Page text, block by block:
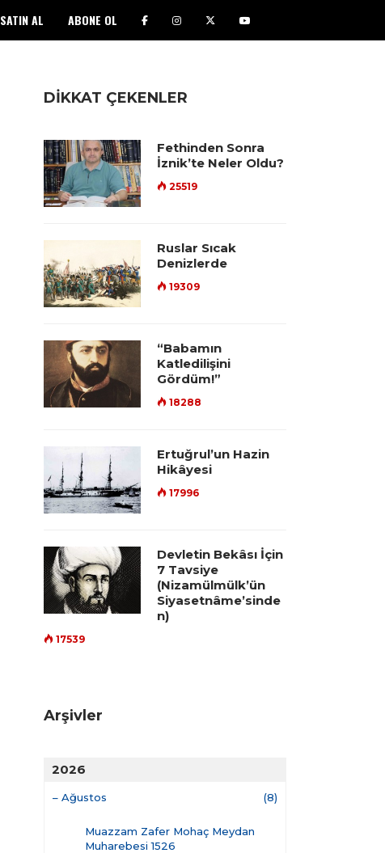
SATIN AL ABONE OL
DİKKAT ÇEKENLER
Fethinden Sonra
İznik’te Neler Oldu?
25519
Ruslar Sıcak
Denizlerde
19309
“Babamın
Katledilişini
Gördüm!”
18288
Ertuğrul’un Hazin
Hikâyesi
17996
Devletin Bekâsı İçin
7 Tavsiye
(Nizamülmülk’ün
Siyasetnâme’sinde
n)
17539
Arşivler
2026
– Ağustos (8)
Muazzam Zafer Mohaç Meydan
Muharebesi 1526